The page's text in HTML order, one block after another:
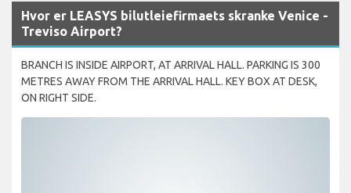
Hvor er LEASYS bilutleiefirmaets skranke Venice -
Treviso Airport?
BRANCH IS INSIDE AIRPORT, AT ARRIVAL HALL. PARKING IS 300
METRES AWAY FROM THE ARRIVAL HALL. KEY BOX AT DESK,
ON RIGHT SIDE.